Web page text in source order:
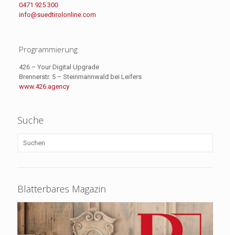
0471 925 300
info@suedtirolonline.com
Programmierung
426 – Your Digital Upgrade
Brennerstr. 5 – Steinmannwald bei Leifers
www.426.agency
Suche
Blätterbares Magazin